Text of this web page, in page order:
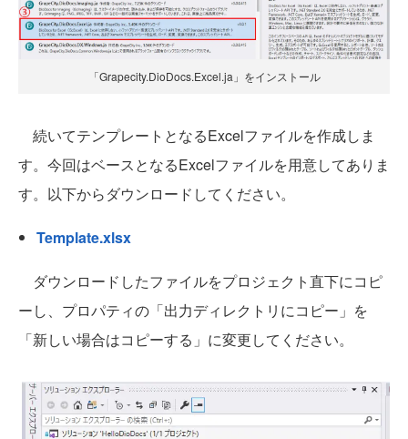
「Grapecity.DioDocs.Excel.ja」をインストール
続いてテンプレートとなるExcelファイルを作成しま
す。今回はベースとなるExcelファイルを用意してありま
す。以下からダウンロードしてください。
Template.xlsx
ダウンロードしたファイルをプロジェクト直下にコピ
ーし、プロパティの「出力ディレクトリにコピー」を
「新しい場合はコピーする」に変更してください。